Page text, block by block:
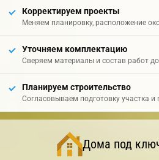
Корректируем проекты
Меняем планировку, расположение
Уточняем комплектацию
Сверяем материалы и состав работ
Планируем строительство
Согласовываем подготовку участка и
Дома под